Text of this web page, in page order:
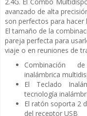
avanzado de alta
son perfectos para
El tamaño de la
pareja perfecta para
viaje o en reuniones de
Combinación
inalámbrica
El Teclado
tecnología
El ratón soporta 2
del receptor USB